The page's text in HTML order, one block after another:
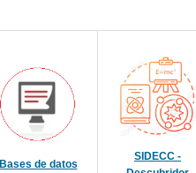
Bases de datos
SIDECC -